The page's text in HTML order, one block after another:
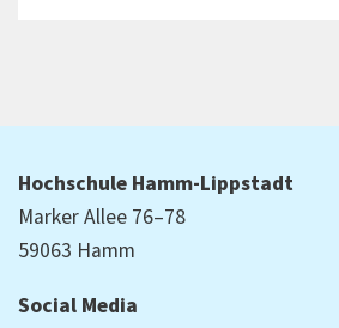
Hochschule Hamm-Lippstadt
Marker Allee 76–78
59063 Hamm
Social Media